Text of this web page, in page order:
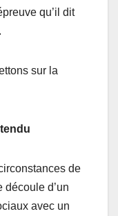
qu’il dit
sur la
de
découle d’un
avec un